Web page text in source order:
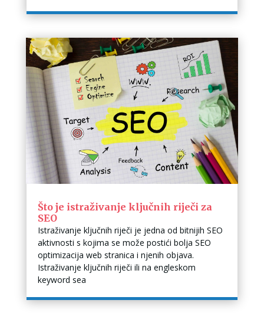
Što je istraživanje ključnih riječi za
SEO
Istraživanje ključnih riječi je jedna od bitnijih SEO
aktivnosti s kojima se može postići bolja SEO
optimizacija web stranica i njenih objava.
Istraživanje ključnih riječi ili na engleskom
keyword sea